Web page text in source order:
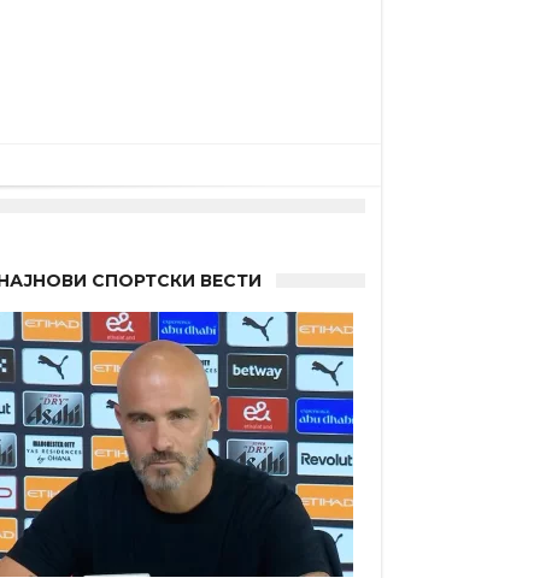
СПОРТСКИ ВЕСТИ